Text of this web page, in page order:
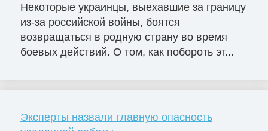
Некоторые украинцы, выехавшие за границу
из-за российской войны, боятся
возвращаться в родную страну во время
боевых действий. О том, как побороть эт...
Эксперты назвали главную опасность